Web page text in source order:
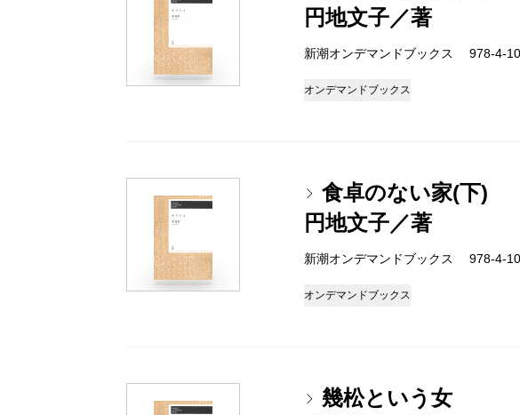
円地文子／著
新潮オンデマンドブックス 978-
オンデマンドブックス
食卓のない家(下)
円地文子／著
新潮オンデマンドブックス 978-
オンデマンドブックス
幾松という女